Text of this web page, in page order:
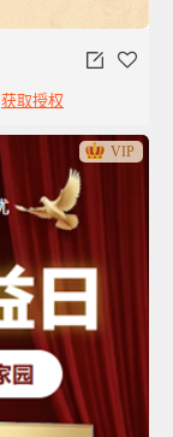
获取授权
VIP